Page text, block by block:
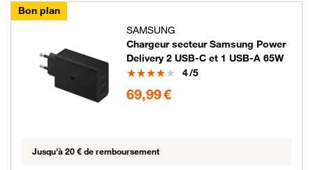
Bon plan
SAMSUNG
Chargeur secteur Samsung Power
Delivery 2 USB-C et 1 USB-A 65W
Note
4/5
69,99 €
Jusqu'à 20 € de remboursement